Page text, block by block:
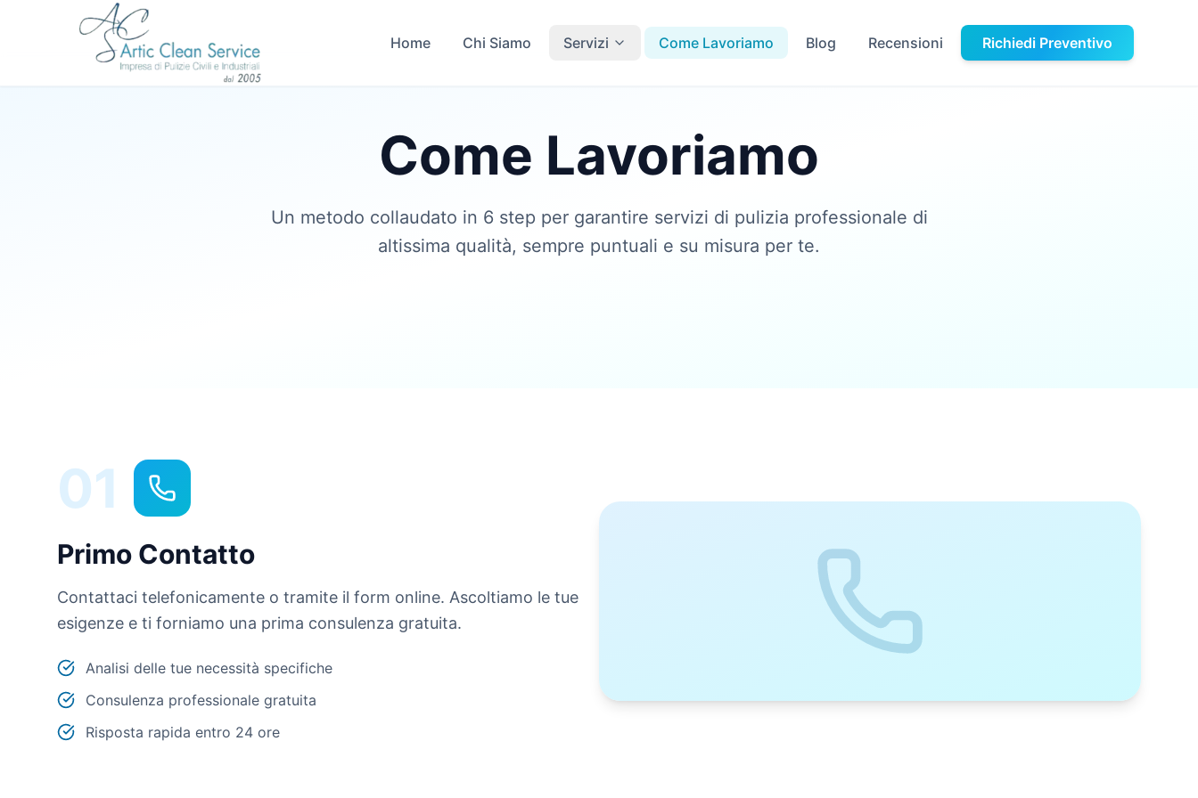
Home Chi Siamo Servizi Come Lavoriamo Blog Recensioni Richiedi Preventivo
Come Lavoriamo
Un metodo collaudato in 6 step per garantire servizi di pulizia professionale di
altissima qualità, sempre puntuali e su misura per te.
01
Primo Contatto
Contattaci telefonicamente o tramite il form online. Ascoltiamo le tue
esigenze e ti forniamo una prima consulenza gratuita.
Analisi delle tue necessità specifiche
Consulenza professionale gratuita
Risposta rapida entro 24 ore